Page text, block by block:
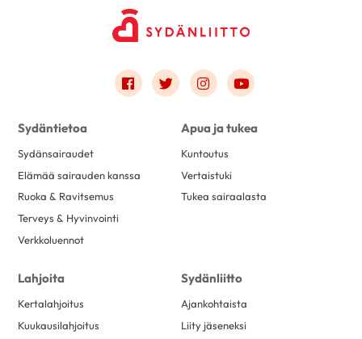
Link to facebook
Link to twitter
Link to instagram
Link to youtube
Sydäntietoa
Sydänsairaudet
Elämää sairauden kanssa
Ruoka & Ravitsemus
Terveys & Hyvinvointi
Verkkoluennot
Apua ja tukea
Kuntoutus
Vertaistuki
Tukea sairaalasta
Lahjoita
Kertalahjoitus
Kuukausilahjoitus
Sydänliitto
Ajankohtaista
Liity jäseneksi